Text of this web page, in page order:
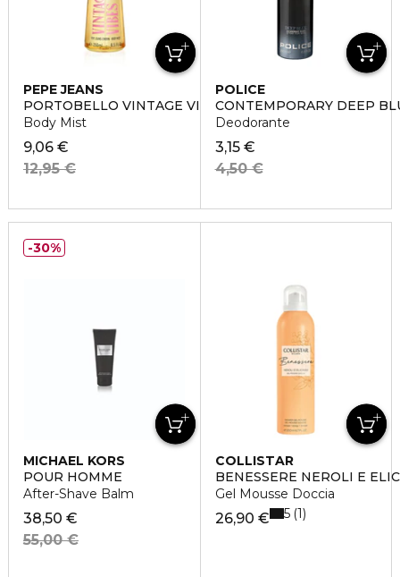
PEPE JEANS
PORTOBELLO VINTAGE VIBES
Body Mist
9,06 €
12,95 €
POLICE
CONTEMPORARY DEEP
Deodorante
3,15 €
4,50 €
MICHAEL KORS
POUR HOMME
After-Shave Balm
38,50 €
55,00 €
30%
COLLISTAR
BENESSERE NEROLI E
Gel Mousse Doccia
26,90 € 5 1